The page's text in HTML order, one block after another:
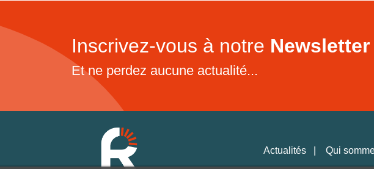
Inscrivez-vous à notre Newsletter
Et ne perdez aucune actualité...
Actualités Qui